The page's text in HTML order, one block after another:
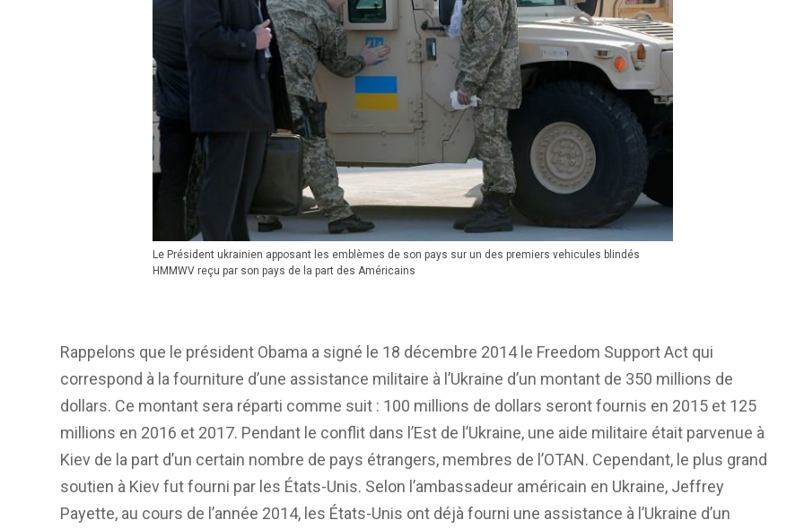
Le Président ukrainien apposant les emblèmes de son pays sur un des premiers vehicules blindés
HMMWV reçu par son pays de la part des Américains
Rappelons que le président Obama a signé le 18 décembre 2014 le Freedom Support Act qui
correspond à la fourniture d’une assistance militaire à l’Ukraine d’un montant de 350 millions de
dollars. Ce montant sera réparti comme suit : 100 millions de dollars seront fournis en 2015 et 125
millions en 2016 et 2017. Pendant le conflit dans l’Est de l’Ukraine, une aide militaire était parvenue à
Kiev de la part d’un certain nombre de pays étrangers, membres de l’OTAN. Cependant, le plus grand
soutien à Kiev fut fourni par les États-Unis. Selon l’ambassadeur américain en Ukraine, Jeffrey
Payette, au cours de l’année 2014, les États-Unis ont déjà fourni une assistance à l’Ukraine d’un